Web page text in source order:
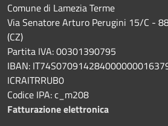
Comune di Lamezia Terme
Via Senatore Arturo Perugini 15/C -
(CZ)
Partita IVA: 00301390795
IBAN:
ICRAITRRUB0
Codice IPA: c_m208
Fatturazione elettronica